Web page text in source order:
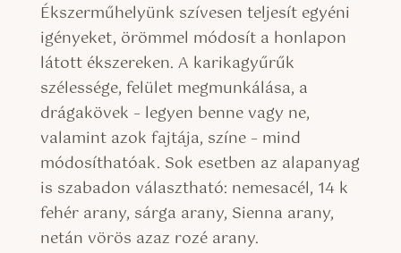
Ékszerműhelyünk szívesen teljesít egyéni
igényeket, örömmel módosít a honlapon
látott ékszereken. A karikagyűrűk
szélessége, felület megmunkálása, a
drágakövek – legyen benne vagy ne,
valamint azok fajtája, színe – mind
módosíthatóak. Sok esetben az alapanyag
is szabadon választható: nemesacél, 14 k
fehér arany, sárga arany, Sienna arany,
netán vörös azaz rozé arany.